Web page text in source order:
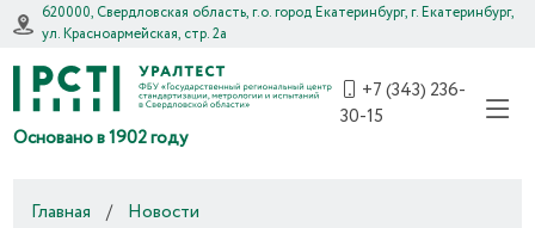
620000, Свердловская область, г.о. город Екатеринбург, г. Екатеринбург,
ул. Красноармейская, стр. 2а
Основано в 1902 году
+7 (343) 236-
30-15
Главная / Новости